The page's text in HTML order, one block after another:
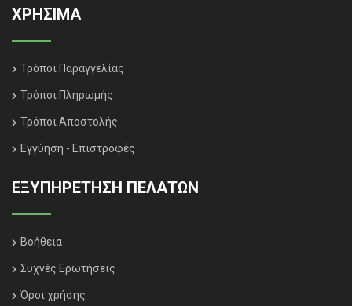
ΧΡΗΣΙΜΑ
Τρόποι Παραγγελίας
Τρόποι Πληρωμής
Τρόποι Αποστολής
Εγγύηση - Επιστροφές
ΕΞΥΠΗΡΈΤΗΣΗ ΠΕΛΑΤΏΝ
Βοήθεια
Συχνές Ερωτήσεις
Όροι χρήσης